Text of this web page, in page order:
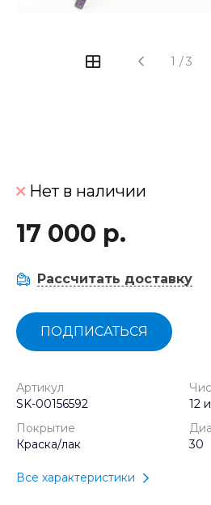
1 /3
Нет в наличии
17 000 р.
Рассчитать доставку
ПОДПИСАТЬСЯ
Артикул
SK-00156592
12
Покрытие
Краска/лак
30
Все характеристики